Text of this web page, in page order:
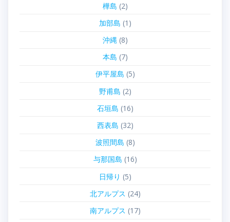
樺島 (2)
加部島 (1)
沖縄(8)
本島 (7)
伊平屋島 (5)
野甫島 (2)
石垣島 (16)
西表島 (32)
波照間島 (8)
与那国島 (16)
日帰り (5)
北アルプス (24)
南アルプス (17)